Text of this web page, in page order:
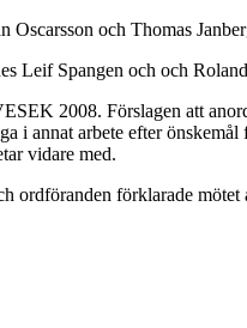
Oscarsson och Thomas
Leif Spangen och och
2008. Förslagen att
i annat arbete efter
vidare med.
ordföranden förklarade mötet